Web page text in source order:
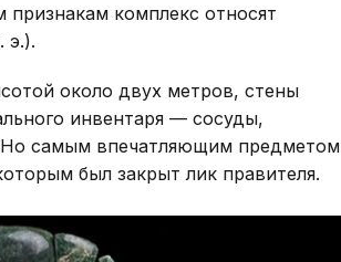
комплекс относят
э.).
около двух метров, стены
инвентаря — сосуды,
Но самым впечатляющим предметом
был закрыт лик правителя.